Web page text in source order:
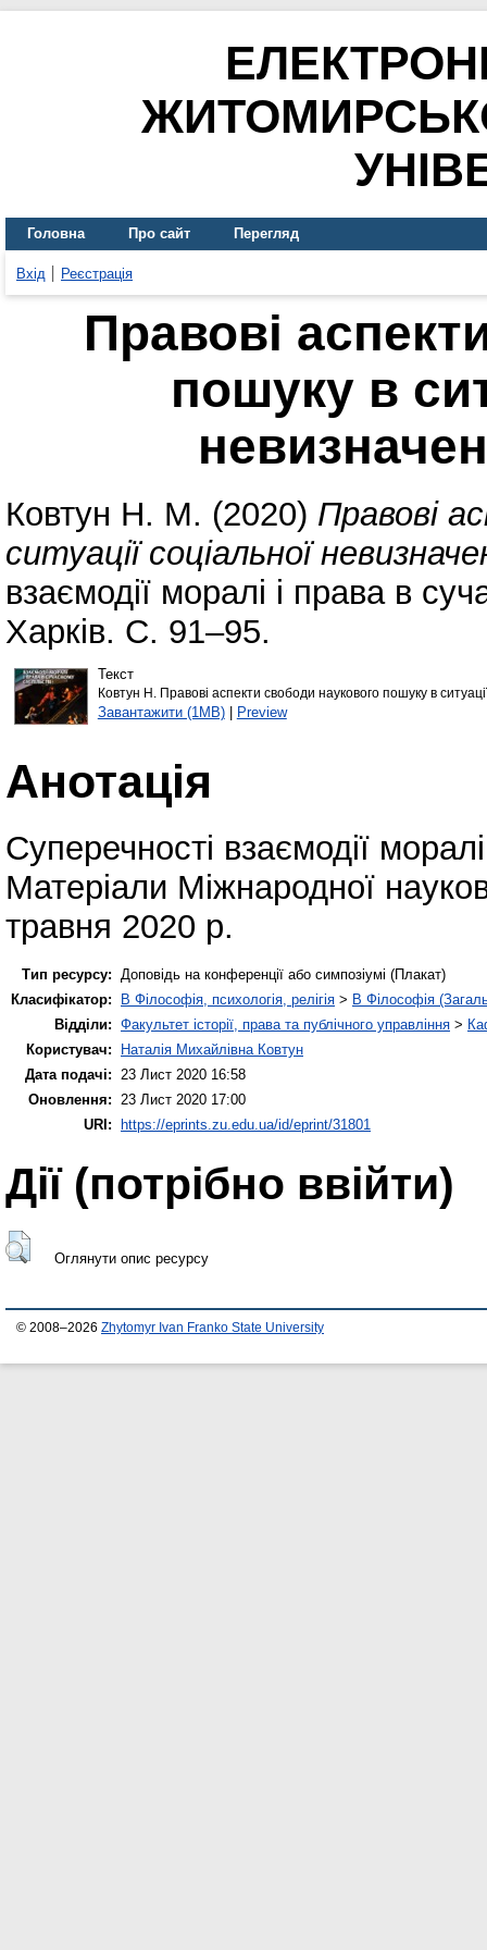
Головна Про сайт Перегляд
Вхід Реєстрація
Правові
пошуку в
Ковтун Н. М. (2020) Правові
ситуації соціальної
взаємодії моралі і права в
Харків. С. 91–95.
Текст
Ковтун Н. Правові аспекти свободи наукового пошуку в
Завантажити (1MB)| Preview
Анотація
Суперечності взаємодії
Матеріали Міжнародної
травня 2020 р.
Тип ресурсу:
Доповідь на конференції або симпозіумі (Плакат)
Класифікатор:
B Філософія, психологія, релігія > B Філософія
Відділи: Факультет історії, права та публічного управління >
Користувач:
Наталія Михайлівна Ковтун
Дата подачі:
23 Лист 2020 16:58
Оновлення:
23 Лист 2020 17:00
URI: https://eprints.zu.edu.ua/id/eprint/31801
Дії ​​(потрібно ввійти)
Оглянути опис ресурсу
© 2008–2026 Zhytomyr Ivan Franko State University